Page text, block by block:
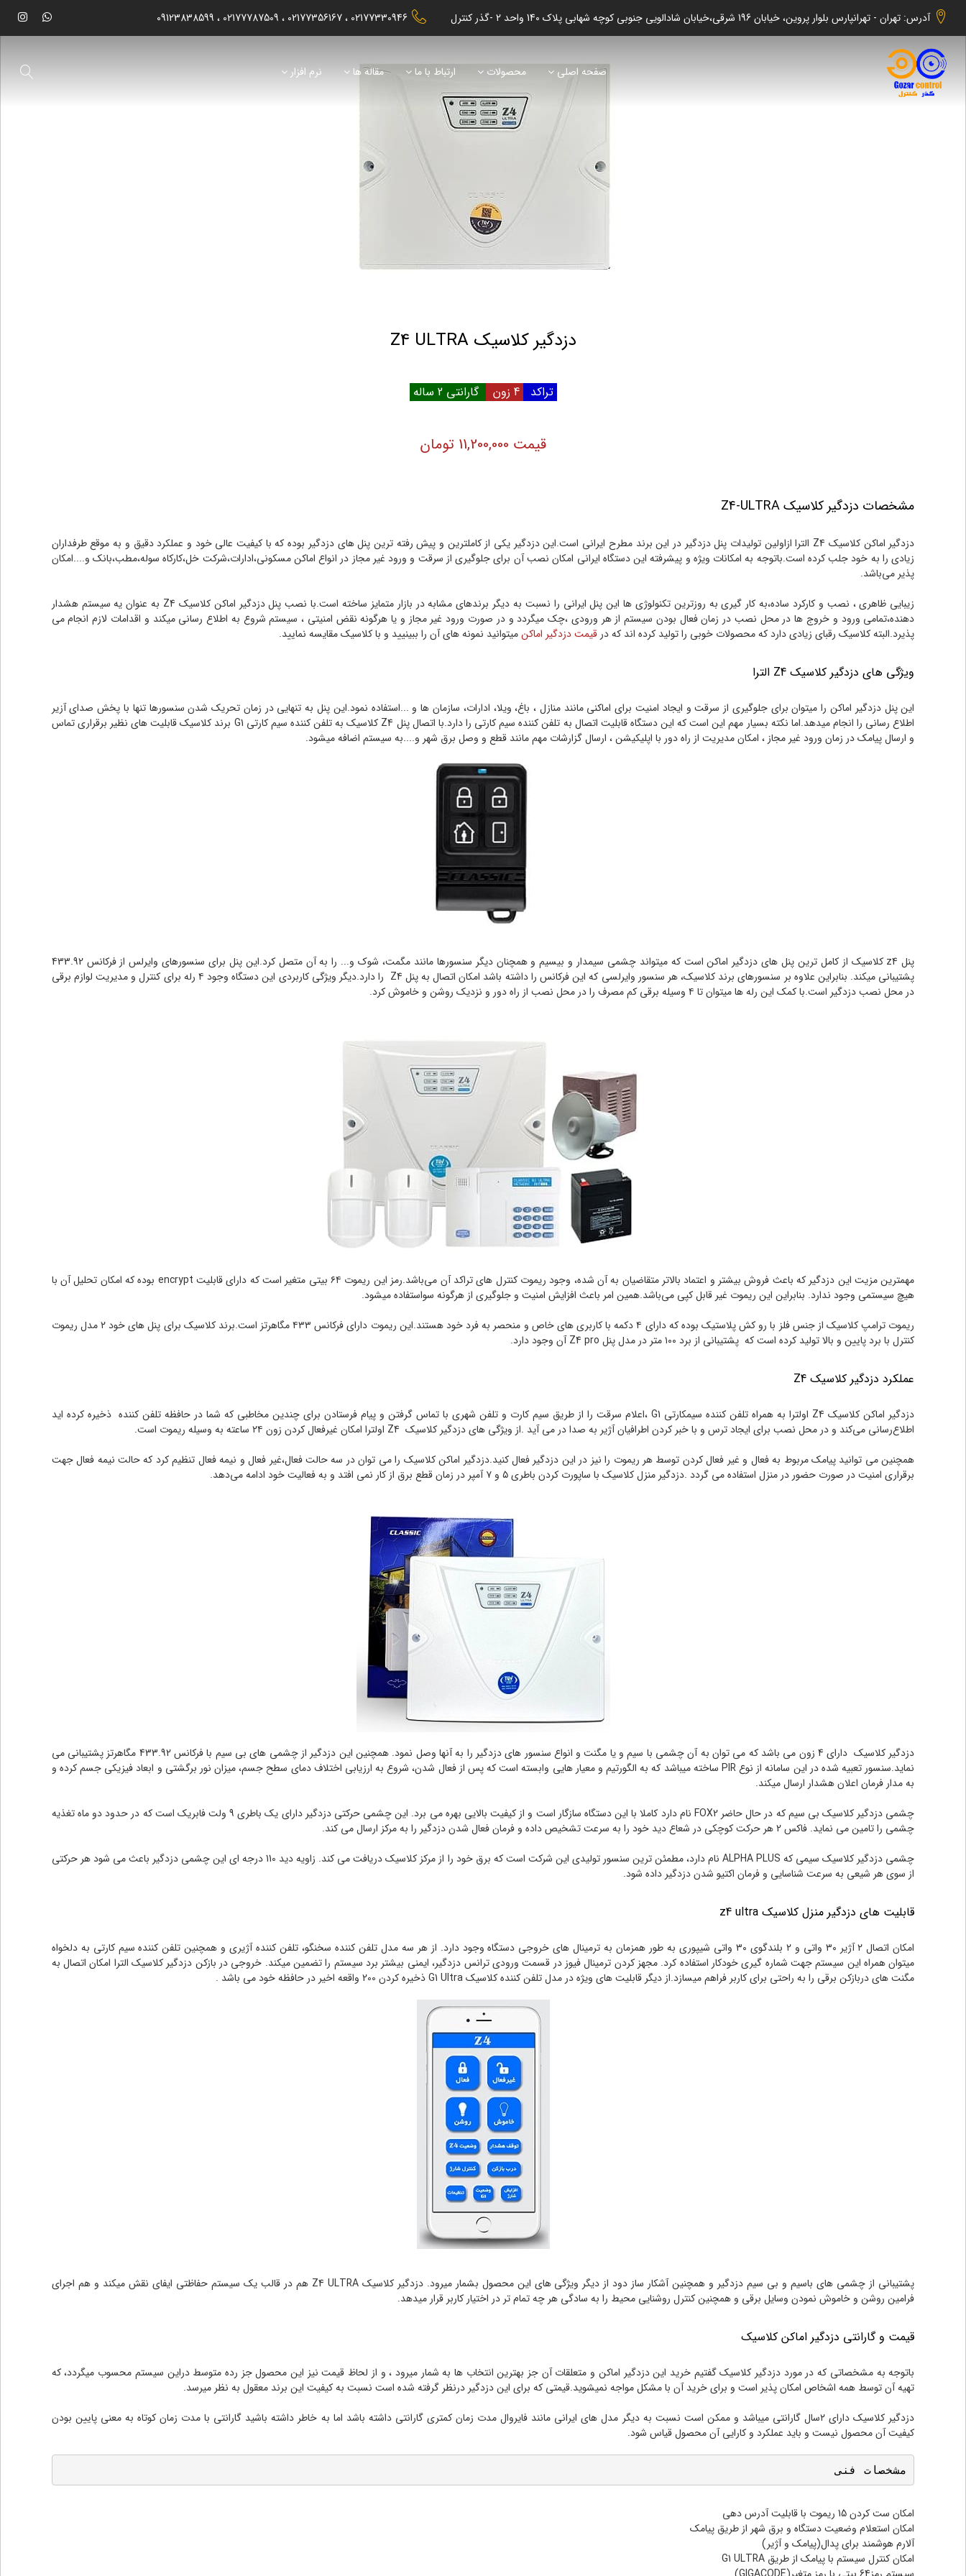
آدرس: تهران - تهرانپارس بلوار پروین، خیابان 196 شرقی،خیابان شادالویی جنوبی کوچه شهابی پلاک 140 واحد 2 -گذر کنترل 02177330946
02177356167
02177787509
09123838599
صفحه اصلی محصولات ارتباط با ما مقاله ها نرم افزار
دزدگیر کلاسیک Z4 ULTRA
تراکد 4 زون گارانتی 2 ساله
قیمت 11,200,000 تومان
مشخصات دزدگیر کلاسیک Z4-ULTRA
دزدگیر اماکن کلاسیک ‌Z4 الترا ازاولین تولیدات پنل دزدگیر در این برند مطرح ایرانی است.این دزدگیر یکی از کاملترین و پیش رفته ترین پنل های دزدگیر بوده که با کیفیت عالی خود و عملکرد دقیق و به موقع طرفداران
زیادی را به خود جلب کرده است.باتوجه به امکانات ویژه و پیشرفته این دستگاه ایرانی امکان نصب آن برای جلوگیری از سرقت و ورود غیر مجاز در انواع اماکن مسکونی،ادارات،شرکت خل،کارکاه سوله،مطب،بانک و....امکان
پذیر می‌باشد.
زیبایی ظاهری ، نصب و کارکرد ساده،به کار گیری به روزترین تکنولوژی ها این پنل ایرانی را نسبت به دیگر برندهای مشابه در بازار متمایز ساخته است.با نصب پنل دزدگیر اماکن کلاسیک ‌Z4 به عنوان یه سیستم هشدار
دهنده،تمامی ورود و خروج ها در محل نصب در زمان فعال بودن سیستم از هر ورودی ،چک میگردد و در صورت ورود غیر مجاز و یا هرگونه نقض امنیتی ، سیستم شروع به اطلاع رسانی میکند و اقدامات لازم انجام می
پذیرد.البته کلاسیک رقبای زیادی دارد که محصولات خوبی را تولید کرده اند که در قیمت دزدگیر اماکنمیتوانید نمونه های آن را ببینیید و با کلاسیک مقایسه نمایید.
ویژگی های دزدگیر کلاسیک Z4 الترا
این پنل دزدگیر اماکن را میتوان برای جلوگیری از سرقت و ایجاد امنیت برای اماکنی مانند منازل ، باغ، ویلا، ادارات، سازمان ها و ...استفاده نمود.این پنل به تنهایی در زمان تحریک شدن سنسورها تنها با پخش صدای آزیر
اطلاع رسانی را انجام میدهد.اما نکته بسیار مهم این است که این دستگاه قابلیت اتصال به تلفن کننده سیم کارتی را دارد.با اتصال پنل Z4 کلاسیک به تلفن کننده سیم کارتی G1 برند کلاسیک قابلیت های نظیر برقراری تماس
و ارسال پیامک در زمان ورود غیر مجاز ، امکان مدیریت از راه دور با اپلیکیشن ، ارسال گزارشات مهم مانند قطع و وصل برق شهر و....به سیستم اضافه میشود.
پنل z4 کلاسیک از کامل ترین پنل های دزدگیر اماکن است که میتواند چشمی سیمدار و بیسیم و همچنان دیگر سنسورها مانند مگمت، شوک و... را به آن متصل کرد.این پنل برای سنسورهای وایرلس از فرکانس 433.92
پشتیبانی میکند. بنابراین علاوه بر سنسورهای برند کلاسیک، هر سنسور وایرلسی که این فرکانس را داشته باشد امکان اتصال به پنل Z4 را دارد.دیگر ویژگی کاربردی این دستگاه وجود ۴ رله برای کنترل و مدیریت لوازم برقی
در محل نصب دزدگیر است.با کمک این رله ها میتوان تا ۴ وسیله برقی کم مصرف را در محل نصب از راه دور و نزدیک روشن و خاموش کرد.
مهمترین مزیت این دزدگیر که باعث فروش بیشتر و اعتماد بالاتر متقاضیان به آن شده، وجود ریموت کنترل های تراکد آن می‌باشد.رمز این ریموت ۶۴ بیتی متغیر است که دارای قابلیت encrypt بوده که امکان تحلیل آن با
هیچ سیستمی وجود ندارد. بنابراین این ریموت غیر قابل کپی می‌باشد.همین امر باعث افزایش امنیت و جلوگیری از هرگونه سواستفاده میشود.
ریموت ترامپ کلاسیک از جنس فلز با رو کش پلاستیک بوده که دارای ۴ دکمه با کاربری های خاص و منحصر به فرد خود هستند.این ریموت دارای فرکانس ۴۳۳ مگاهرتز است.برند کلاسیک برای پنل های خود ۲ مدل ریموت
کنترل با برد پایین و بالا تولید کرده است که پشتیبانی از برد ۱۰۰ متر در مدل پنل Z4 pro آن وجود دارد.
عملکرد دزدگیر کلاسیک Z4
دزدگیر اماکن کلاسیک Z4 اولترا به همراه تلفن کننده سیمکارتی G1 ،اعلام سرقت را از طریق سیم کارت و تلفن شهری با تماس گرفتن و پیام فرستادن برای چندین مخاطبی که شما در حافظه تلفن کننده ذخیره کرده اید
اطلاع‌رسانی می‌کند و در محل نصب برای ایجاد ترس و با خبر کردن اطرافیان آژیر به صدا در می آید .از ویژگی های دزدگیر کلاسیک Z4 اولترا امکان غیرفعال کردن زون ۲۴ ساعته به وسیله ریموت است.
همچنین می توانید پیامک مربوط به فعال و غیر فعال کردن توسط هر ریموت را نیز در این دزدگیر فعال کنید.دزدگیر اماکن کلاسیک را می توان در سه حالت فعال،غیر فعال و نیمه فعال تنظیم کرد که حالت نیمه فعال جهت
برقراری امنیت در صورت حضور در منزل استفاده می گردد .دزدگیر منزل کلاسیک با ساپورت کردن باطری ۵ و ۷ آمپر در زمان قطع برق از کار نمی افتد و به فعالیت خود ادامه می‌دهد.
دزدگیر کلاسیک دارای 4 زون می باشد که می توان به آن چشمی با سیم و یا مگنت و انواع سنسور های دزدگیر را به آنها وصل نمود. همچنین این دزدگیر از چشمی های بی سیم با فرکانس 433.92 مگاهرتز پشتیبانی می
نماید.
سنسور تعبیه شده در این سامانه از نوع PIR ساخته میباشد که به الگورتیم و معیار هایی وابسته است که پس از فعال شدن، شروع به ارزیابی اختلاف دمای سطح جسم، میزان نور برگشتی و ابعاد فیزیکی جسم کرده و
به مدار فرمان اعلان هشدار ارسال میکند.
چشمی دزدگیر کلاسیک بی سیم که در حال حاضر FOX2 نام دارد کاملا با این دستگاه سازگار است و از کیفیت بالایی بهره می برد. این چشمی حرکتی دزدگیر دارای یک باطری 9 ولت فابریک است که در حدود دو ماه تغذیه
چشمی را تامین می نماید. فاکس 2 هر حرکت کوچکی در شعاع دید خود را به سرعت تشخیص داده و فرمان فعال شدن دزدگیر را به مرکز ارسال می کند.
چشمی دزدگیر کلاسیک سیمی که ALPHA PLUS نام دارد، مطمئن ترین سنسور تولیدی این شرکت است که برق خود را از مرکز کلاسیک دریافت می کند. زاویه دید 110 درجه ای این چشمی دزدگیر باعث می شود هر حرکتی
از سوی هر شیعی به سرعت شناسایی و فرمان اکتیو شدن دزدگیر داده شود.
قابلیت های دزدگیر منزل کلاسیک z4 ultra
امکان اتصال ۲ آژیر ۳۰ واتی و ۲ بلندگوی ۳۰ واتی شیپوری به طور همزمان به ترمینال های خروجی دستگاه وجود دارد. از هر سه مدل تلفن کننده سخنگو، تلفن کننده آژیری و همچنین تلفن کننده سیم کارتی به دلخواه
میتوان همراه این سیستم جهت شماره گیری خودکار استفاده کرد. مجهز کردن ترمینال فیوز در قسمت ورودی ترانس دزدگیر، ایمنی بیشتر برد سیستم را تضمین میکند. خروجی در بازکن دزدگیر کلاسیک الترا امکان اتصال به
مگنت های دربازکن برقی را به راحتی برای کاربر فراهم میسازد.از دیگر قابلیت های ویژه در مدل تلفن کننده کلاسیک G1 Ultra ذخیره کردن 200 واقعه اخیر در حافظه خود می باشد .
پشتیبانی از چشمی های باسیم و بی سیم دزدگیر و همچنین آشکار ساز دود از دیگر ویژگی های این محصول بشمار میرود. دزدگیر کلاسیک Z4 ULTRA هم در قالب یک سیستم حفاظتی ایفای نقش میکند و هم اجرای
فرامین روشن و خاموش نمودن وسایل برقی و همچنین کنترل روشنایی محیط را به سادگی هر چه تمام تر در اختیار کاربر قرار میدهد.
قیمت و گارانتی دزدگیر اماکن کلاسیک
باتوجه به مشخصاتی که در مورد دزدگیر کلاسیک گفتیم خرید این دزدگیر اماکن و متعلقات آن جز بهترین انتخاب ها به شمار میرود ، و از لحاظ قیمت نیز این محصول جز رده متوسط دراین سیستم محسوب میگردد، که
تهیه آن توسط همه اشخاص امکان پذیر است و برای خرید آن با مشکل مواجه نمیشوید.قیمتی که برای این دزدگیر درنظر گرفته شده است نسبت به کیفیت این برند معقول به نظر میرسد.
دزدگیر کلاسیک دارای ۲سال گارانتی میباشد و ممکن است نسبت به دیگر مدل های ایرانی مانند فایروال مدت زمان کمتری گارانتی داشته باشد اما به خاطر داشته باشید گارانتی با مدت زمان کوتاه به معنی پایین بودن
کیفیت آن محصول نیست و باید عملکرد و کارایی آن محصول قیاس شود.
مشخصات فنی
امکان ست کردن 15 ریموت با قابلیت آدرس دهی
امکان استعلام وضعیت دستگاه و برق شهر از طریق پیامک
آلارم هوشمند برای پدال(پیامک و آژیر)
امکان کنترل سیستم با پیامک از طریق G1 ULTRA